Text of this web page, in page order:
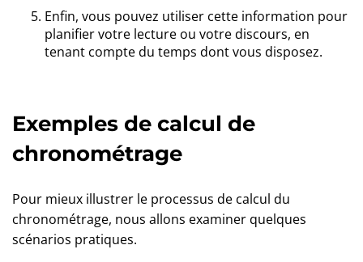
Enfin, vous pouvez utiliser cette information pour
planifier votre lecture ou votre discours, en
tenant compte du temps dont vous disposez.
Exemples de calcul de
chronométrage
Pour mieux illustrer le processus de calcul du
chronométrage, nous allons examiner quelques
scénarios pratiques.